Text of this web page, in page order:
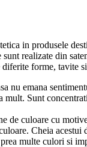
in produsele
realizate din
forme,
emana
Sunt
culoare cu
Cheia
multe culori si